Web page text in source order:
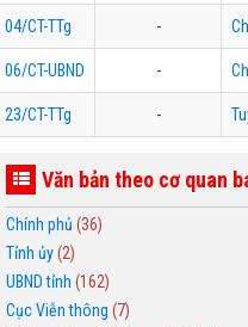
04/CT-TTg -
06/CT-UBND -
23/CT-TTg -
Văn bản theo cơ quan
Chính phủ (36)
Tỉnh ủy(2)
UBND tỉnh (162)
Cục Viễn thông (7)